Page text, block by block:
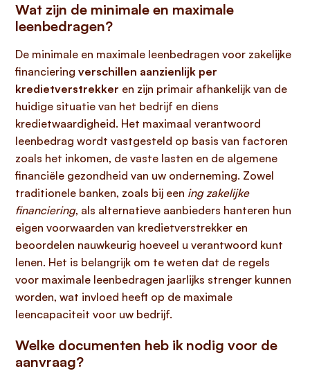
Wat zijn de minimale en maximale
leenbedragen?
De minimale en maximale leenbedragen voor zakelijke
financiering verschillen aanzienlijk per
kredietverstrekker en zijn primair afhankelijk van de
huidige situatie van het bedrijf en diens
kredietwaardigheid. Het maximaal verantwoord
leenbedrag wordt vastgesteld op basis van factoren
zoals het inkomen, de vaste lasten en de algemene
financiële gezondheid van uw onderneming. Zowel
traditionele banken, zoals bij een ing zakelijke
financiering, als alternatieve aanbieders hanteren hun
eigen voorwaarden van kredietverstrekker en
beoordelen nauwkeurig hoeveel u verantwoord kunt
lenen. Het is belangrijk om te weten dat de regels
voor maximale leenbedragen jaarlijks strenger kunnen
worden, wat invloed heeft op de maximale
leencapaciteit voor uw bedrijf.
Welke documenten heb ik nodig voor de
aanvraag?